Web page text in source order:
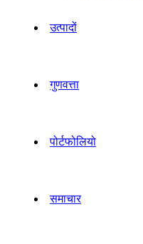
उत्पादों
गुणवत्ता
पोर्टफोलियो
समाचार